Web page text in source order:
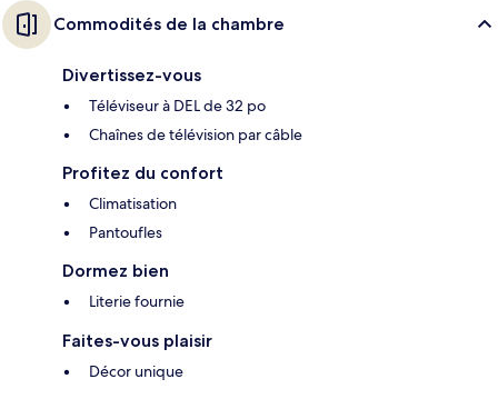
Commodités de la chambre
Divertissez-vous
Téléviseur à DEL de 32 po
Chaînes de télévision par câble
Profitez du confort
Climatisation
Pantoufles
Dormez bien
Literie fournie
Faites-vous plaisir
Décor unique